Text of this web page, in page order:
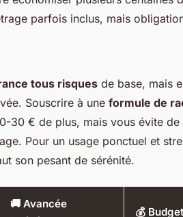
parfois inclus, mais
tous risques de base, mais
Souscrire à une formule de
30 € de plus, mais vous évite
Pour un usage ponctuel et
son pesant de sérénité.
🚚 Avancée
💰